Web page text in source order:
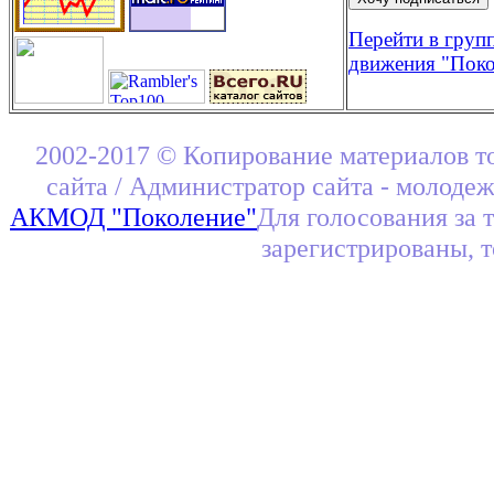
Перейти в
движения
2002-2017 © Копирование материалов
сайта / Администратор сайта -
АКМОД "Поколение"Для голосования за
зарегистрированы,